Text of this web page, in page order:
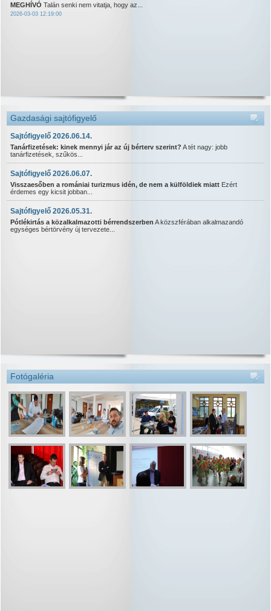
MEGHÍVÓ Talán senki nem vitatja, hogy az...
2026-03-03 12:19:00
Gazdasági sajtófigyelő
Sajtófigyelő 2026.06.14.
Tanárfizetések: kinek mennyi jár az új bérterv szerint? A tét nagy: jobb
tanárfizetések, szűkös...
Sajtófigyelő 2026.06.07.
Visszaesőben a romániai turizmus idén, de nem a külföldiek miatt Ezért
érdemes egy kicsit jobban...
Sajtófigyelő 2026.05.31.
Pótlékirtás a közalkalmazotti bérrendszerben A közszférában alkalmazandó
egységes bértörvény új tervezete...
Fotógaléria